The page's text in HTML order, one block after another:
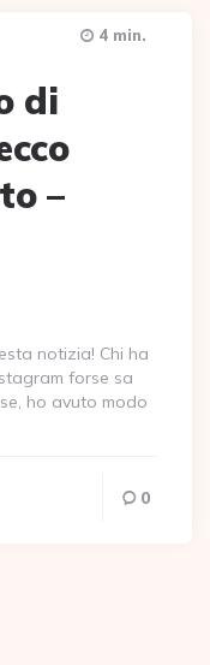
di
–
4 min.
notizia! Chi ha
forse sa
ho avuto modo
0